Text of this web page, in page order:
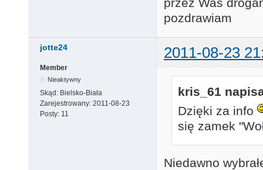
pozdrawiam
jotte24 2011-08-23
Member
Nieaktywny
Skąd: Bielsko-Biała
Zarejestrowany: 2011-08-23
Posty: 11
kris_61
Dzięki za info
się zamek
Niedawno